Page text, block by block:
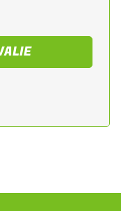
rodoviario,
que utilizam